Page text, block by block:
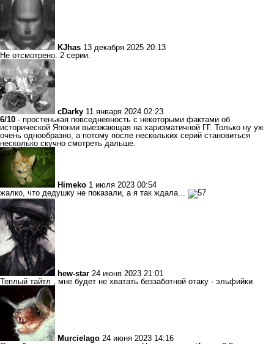
KJhas 13 декабря 2025 20:13
Не отсмотрено. 2 серии.
cDarky 11 января 2024 02:23
6/10 - простенькая повседневность с некоторыми фактами об
исторической Японии выезжающая на харизматичной ГГ. Только ну уж
очень однообразно, а потому после нескольких серий становиться
несколько скучно смотреть дальше.
Himeko 1 июля 2023 00:54
жалко, что дедушку не показали, а я так ждала...
hew-star 24 июня 2023 21:01
Теплый тайтл , мне будет не хватать беззаботной отаку - эльфийки
Murcielago 24 июня 2023 14:16